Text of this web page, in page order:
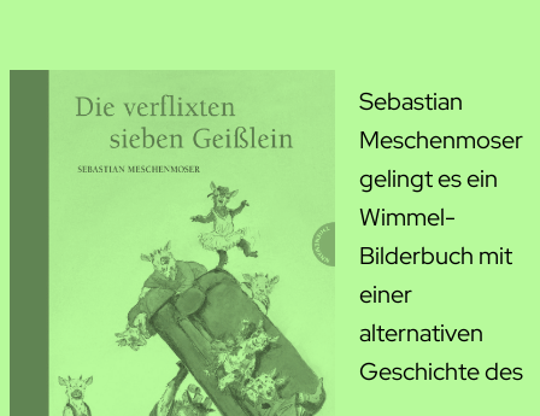
Sebastian
Meschenmoser
gelingt es ein
Wimmel-
Bilderbuch mit
einer
alternativen
Geschichte des